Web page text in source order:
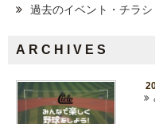
過去のイベント・チラシ
ARCHIVES